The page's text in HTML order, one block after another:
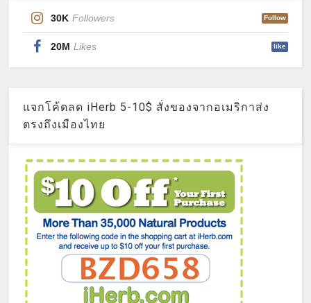
30K Followers Follow
20M Likes like
แจกโค้ดลด iHerb 5-10$ สั่งของจากอเมริกาส่ง
ตรงถึงเมืองไทย